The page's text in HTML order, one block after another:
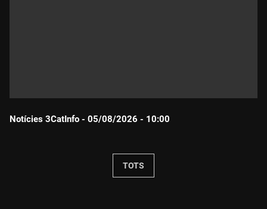
Notícies 3CatInfo - 05/08/2026 - 10:00
TOTS